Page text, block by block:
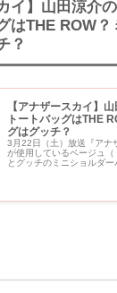
イ】山田涼介
はTHE ROW
？
【アナザースカイ】
トートバッグはTHE
グはグッチ？
3月22日（土）放送『アナ
が使用しているベージュ
とグッチのミニショルダー